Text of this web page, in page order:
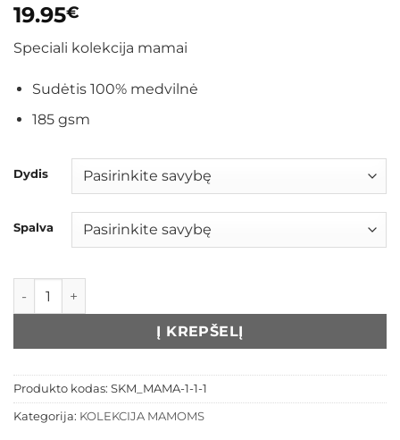
19.95€
Speciali kolekcija mamai
Sudėtis 100% medvilnė
185 gsm
Dydis
Spalva
produkto kiekis: Marškinėliai „Basketball mom“
Į KREPŠELĮ
Produkto kodas: SKM_MAMA-1-1-1
Kategorija: KOLEKCIJA MAMOMS